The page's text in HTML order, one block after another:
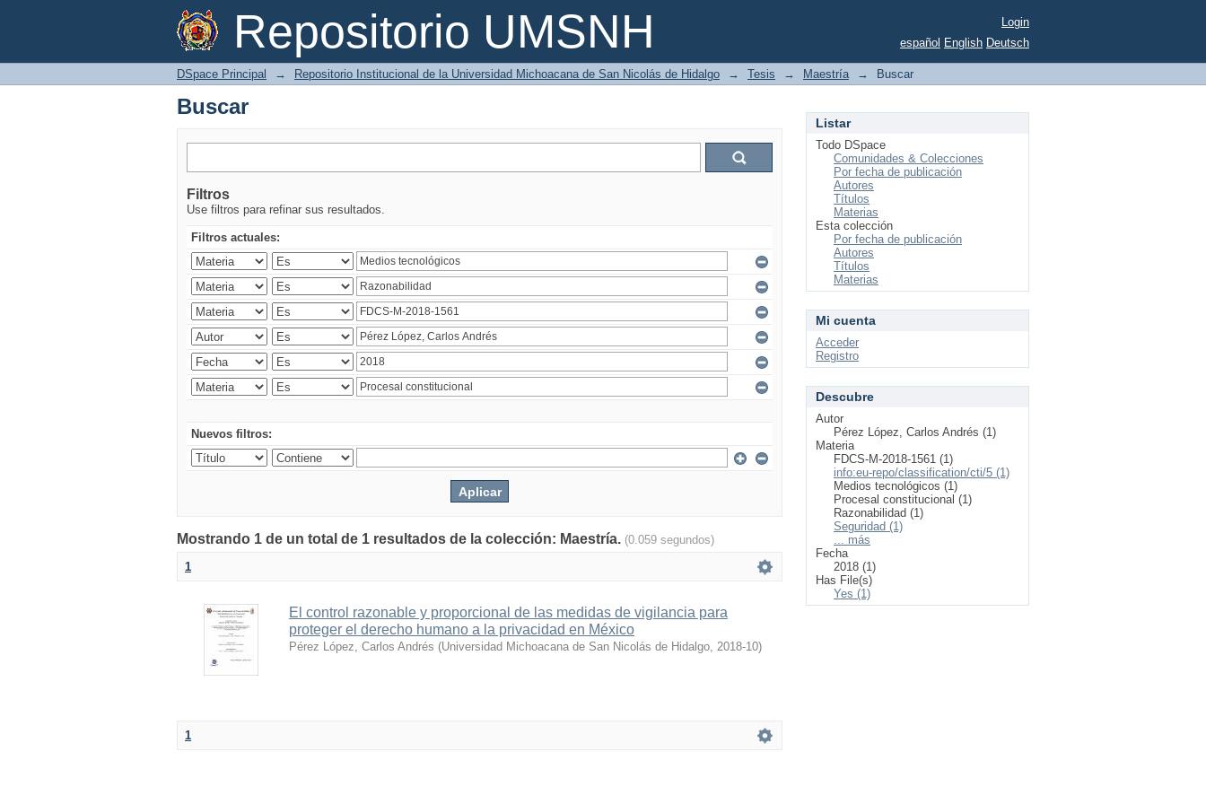
Repositorio UMSNH
Buscar
Login
español English Deutsch
DSpace Principal → Repositorio Institucional de la Universidad Michoacana de San Nicolás de Hidalgo → Tesis → Maestría → Buscar
Buscar
Filtros
Use filtros para refinar sus resultados.
Filtros actuales:
Nuevos filtros:
Mostrando 1 de un total de 1 resultados de la colección: Maestría. (0.059 segundos)
1
El control razonable y proporcional de las medidas de vigilancia para
proteger el derecho humano a la privacidad en México
Pérez López, Carlos Andrés (Universidad Michoacana de San Nicolás de Hidalgo, 2018-10)
1
Listar
Todo DSpace
Comunidades & Colecciones
Por fecha de publicación
Autores
Títulos
Materias
Esta colección
Por fecha de publicación
Autores
Títulos
Materias
Mi cuenta
Acceder
Registro
Descubre
Autor
Pérez López, Carlos Andrés (1)
Materia
FDCS-M-2018-1561 (1)
info:eu-repo/classification/cti/5 (1)
Medios tecnológicos (1)
Procesal constitucional (1)
Razonabilidad (1)
Seguridad (1)
... más
Fecha
2018 (1)
Has File(s)
Yes (1)